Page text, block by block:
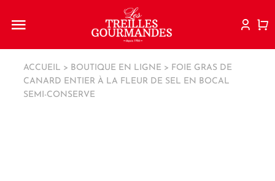
Navigation
à
bascule
Histoire
La boutique
ACCUEIL > BOUTIQUE EN LIGNE > FOIE GRAS DE
CANARD ENTIER À LA FLEUR DE SEL EN BOCAL
SEMI-CONSERVE